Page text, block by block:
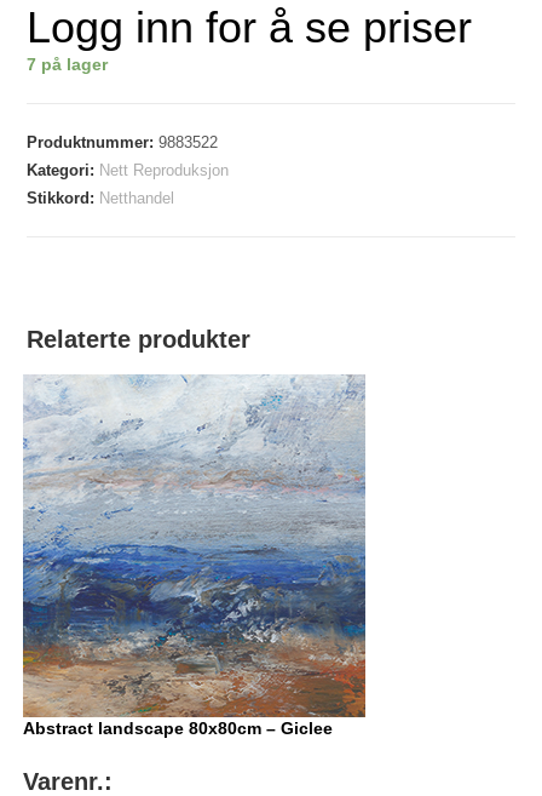
Logg inn for å se priser
7 på lager
Produktnummer:9883522
Kategori: Nett Reproduksjon
Stikkord: Netthandel
Relaterte produkter
Abstract landscape 80x80cm – Giclee
Varenr.: